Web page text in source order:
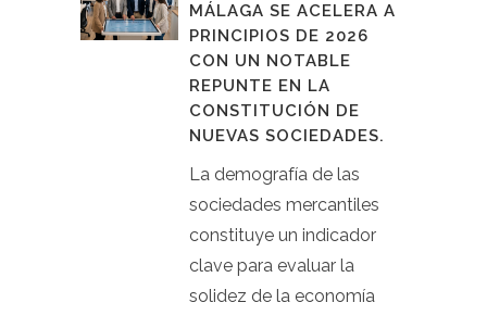
MÁLAGA SE ACELERA A
PRINCIPIOS DE 2026
CON UN NOTABLE
REPUNTE EN LA
CONSTITUCIÓN DE
NUEVAS SOCIEDADES.
La demografía de las
sociedades mercantiles
constituye un indicador
clave para evaluar la
solidez de la economía